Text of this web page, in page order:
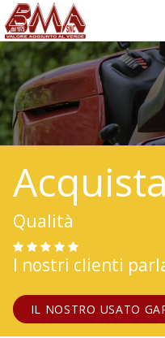
Qualità
I nostri clienti
IL NOSTRO USATO